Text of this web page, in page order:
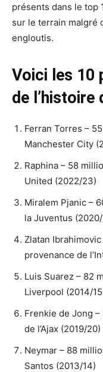
présents dans le top
sur le terrain malgré
engloutis.
Voici les 10
de l’histoire
Ferran Torres –
Manchester City
Raphina – 58
United (2022/23)
Miralem Pjanic –
la Juventus (2020/
Zlatan
provenance de
Luis Suarez – 82
Liverpool (2014/
Frenkie de Jong
de l’Ajax (2019/20)
Neymar – 88
Santos (2013/14)